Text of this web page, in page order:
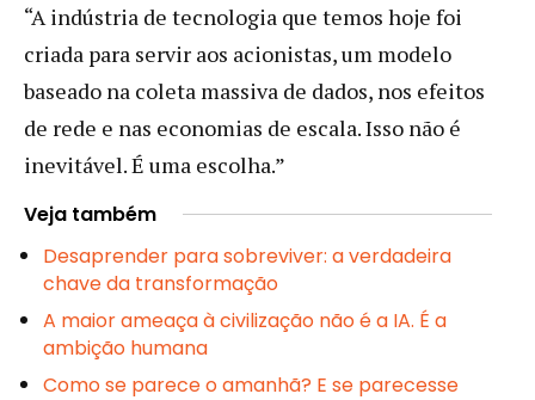
“A indústria de tecnologia que temos hoje foi
criada para servir aos acionistas, um modelo
baseado na coleta massiva de dados, nos efeitos
de rede e nas economias de escala. Isso não é
inevitável. É uma escolha.”
Veja também
Desaprender para sobreviver: a verdadeira
chave da transformação
A maior ameaça à civilização não é a IA. É a
ambição humana
Como se parece o amanhã? E se parecesse